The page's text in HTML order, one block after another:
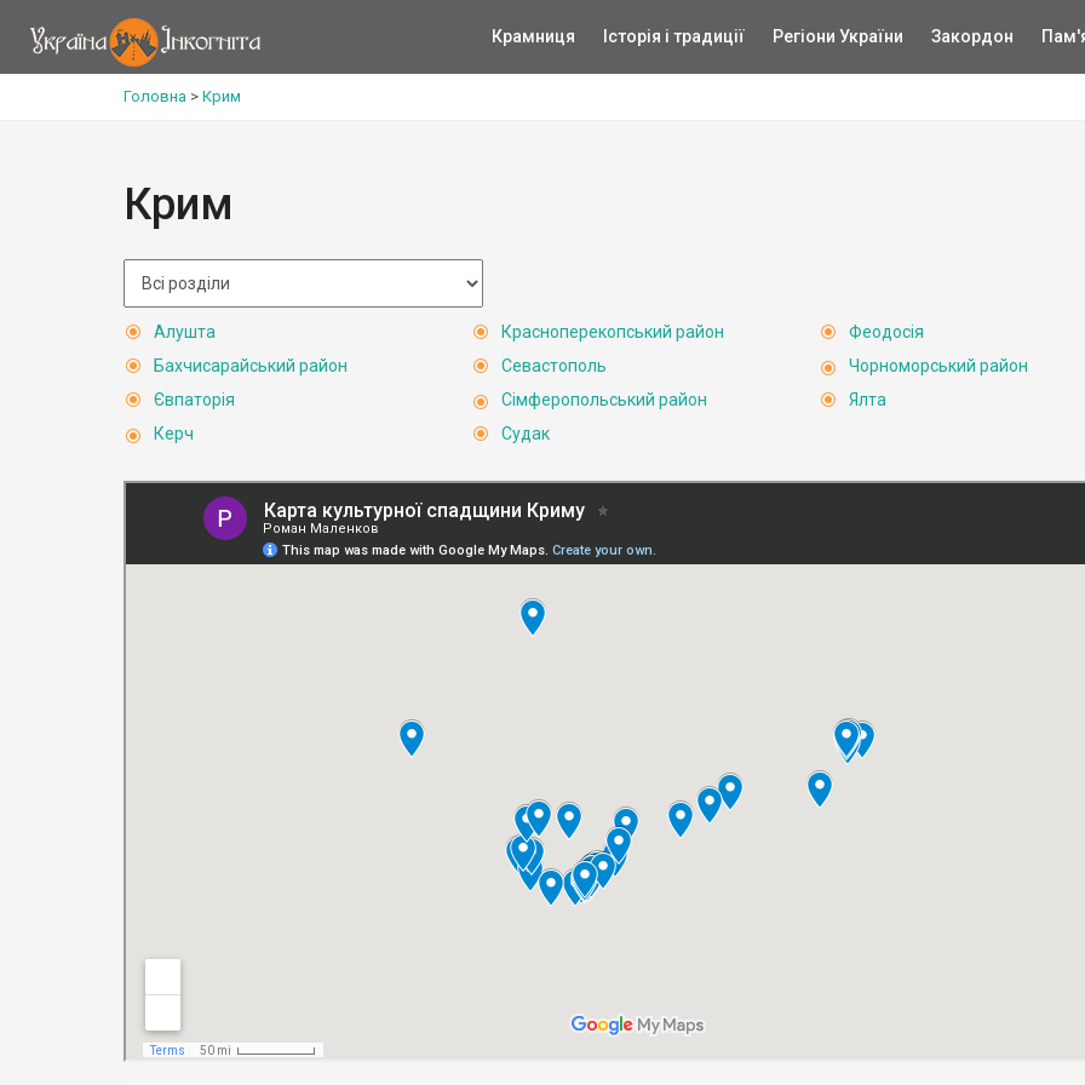
Крамниця Історія і традиції Регіони України Закордон
Головна > Крим
Крим
Алушта
Бахчисарайський район
Євпаторія
Керч
Красноперекопський район
Севастополь
Сімферопольський район
Судак
Феодосія
Чорноморський район
Ялта